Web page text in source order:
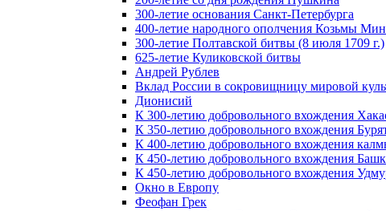
300-летие основания Санкт-Петербурга
400-летие народного ополчения Козьмы
300-летие Полтавской битвы (8 июля 1709 г.)
625-летие Куликовской битвы
Андрей Рублев
Вклад России в сокровищницу мировой
Дионисий
К 300-летию добровольного вхождения
К 350-летию добровольного вхождения
К 400-летию добровольного вхождения
К 450-летию добровольного вхождения
К 450-летию добровольного вхождения
Окно в Европу
Феофан Грек